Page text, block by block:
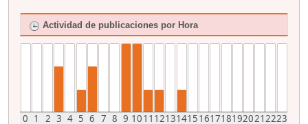
Actividad de publicaciones por Hora
0 1 2 3 4 5 6 7 8 9 1011 121314151617181920212223